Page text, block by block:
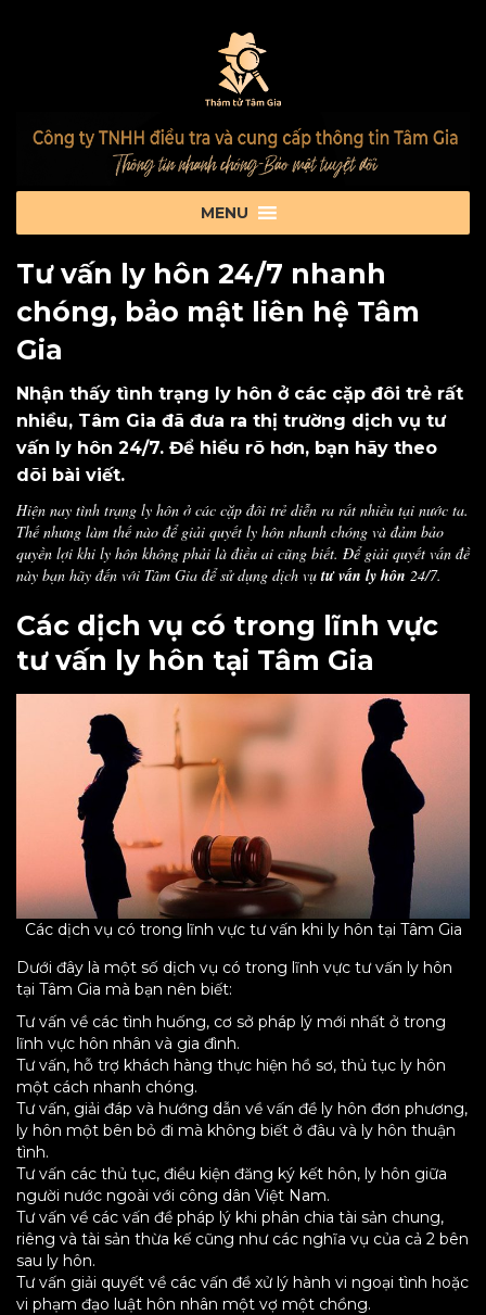
Tư vấn ly hôn 24/7 nhanh
chóng, bảo mật liên hệ Tâm
Gia
Nhận thấy tình trạng ly hôn ở các cặp đôi trẻ rất
nhiều, Tâm Gia đã đưa ra thị trường dịch vụ tư
vấn ly hôn 24/7. Để hiểu rõ hơn, bạn hãy theo
dõi bài viết.
Hiện nay tình trạng ly hôn ở các cặp đôi trẻ diễn ra rất nhiều tại nước ta.
Thế nhưng làm thế nào để giải quyết ly hôn nhanh chóng và đảm bảo
quyền lợi khi ly hôn không phải là điều ai cũng biết. Để giải quyết vấn đề
này bạn hãy đến với Tâm Gia để sử dụng dịch vụ tư vấn ly hôn 24/7.
Các dịch vụ có trong lĩnh vực
tư vấn ly hôn tại Tâm Gia
Các dịch vụ có trong lĩnh vực tư vấn khi ly hôn tại Tâm Gia
Dưới đây là một số dịch vụ có trong lĩnh vực tư vấn ly hôn
tại Tâm Gia mà bạn nên biết:
Tư vấn về các tình huống, cơ sở pháp lý mới nhất ở trong
lĩnh vực hôn nhân và gia đình.
Tư vấn, hỗ trợ khách hàng thực hiện hồ sơ, thủ tục ly hôn
một cách nhanh chóng.
Tư vấn, giải đáp và hướng dẫn về vấn đề ly hôn đơn phương,
ly hôn một bên bỏ đi mà không biết ở đâu và ly hôn thuận
tình.
Tư vấn các thủ tục, điều kiện đăng ký kết hôn, ly hôn giữa
người nước ngoài với công dân Việt Nam.
Tư vấn về các vấn đề pháp lý khi phân chia tài sản chung,
riêng và tài sản thừa kế cũng như các nghĩa vụ của cả 2 bên
sau ly hôn.
Tư vấn giải quyết về các vấn đề xử lý hành vi ngoại tình hoặc
vi phạm đạo luật hôn nhân một vợ một chồng.